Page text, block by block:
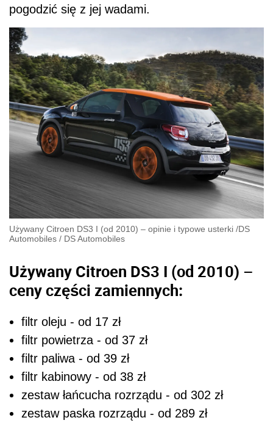
pogodzić się z jej wadami.
Używany Citroen DS3 I (od 2010) – opinie i typowe usterki /DS
Automobiles / DS Automobiles
Używany Citroen DS3 I (od 2010) –
ceny części zamiennych:
filtr oleju - od 17 zł
filtr powietrza - od 37 zł
filtr paliwa - od 39 zł
filtr kabinowy - od 38 zł
zestaw łańcucha rozrządu - od 302 zł
zestaw paska rozrządu - od 289 zł